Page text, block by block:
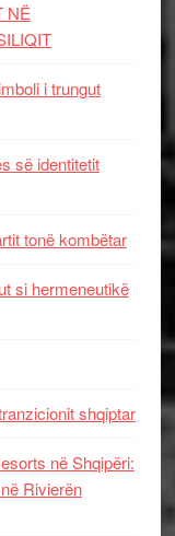
NË
i trungut
së identitetit
tonë kombëtar
si hermeneutikë
shqiptar
në Shqipëri:
Rivierën